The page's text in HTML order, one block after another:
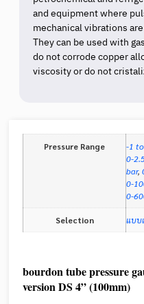
and equipment where
mechanical vibrations
They can be used with
do not corrode copper
viscosity or do not
Pressure Range -1
0-
bar,
0-
0-
Selection แบบ
bourdon tube pressure
version DS 4” (100mm)